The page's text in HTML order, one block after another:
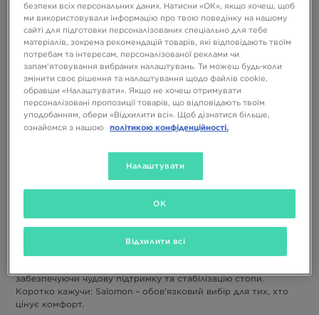
Взуття серій XT-6 та XT Pathway наразі є одними з
найпопулярніших варіантів у асортименті Salomon.
Незважаючи на візуальну схожість, кожна серія орієнтована
на дещо іншу цільову аудиторію.
[…] XT-6 є добре впізнаваним і завоював
популярність як перевірене взуття для
повсякденного носіння. XT-6 став оптимальним
варіантом як для спорту, так і для вуличного
стилю завдяки своїй міцності та широкому
цінується за використання мембрани Gore-Tex і
ретельно продуману конструкцію, що робить цю
умов.(Sneakerjagers, 2023)
матеріалу EVA – надійна на кам’янистій місцевості, але й на
вулиці – та легка конструкція. Верхня частина взуття створена
з поєднання термопластичного поліуретану та
забезпечуючи чудову підтримку та стабілізацію стопи.
Коротко кажучи: Salomon – обов’язковий вибір для тих, хто
цінує комфорт.
безпеки всіх персональних даних. Натисни «OK», якщо хочеш, щоб
ми використовували інформацію про твою поведінку на нашому
сайті для підготовки персоналізованих спеціально для тебе
матеріалів, зокрема рекомендацій товарів, які відповідають твоїм
потребам та інтересам, персоналізованої реклами чи
запам’ятовування вибраних налаштувань. Ти можеш будь-коли
змінити своє рішення та налаштування щодо файлів cookie,
обравши «Налаштувати». Якщо не хочеш отримувати
персоналізовані пропозиції товарів, що відповідають твоїм
уподобанням, обери «Відхилити всі». Щоб дізнатися більше,
ознайомся з нашою
політикою конфіденційності.
Налаштувати
Відхилити всі
OK